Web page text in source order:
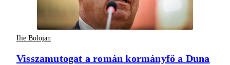
Ilie Bolojan
Visszamutogat a román kormányfő a Duna